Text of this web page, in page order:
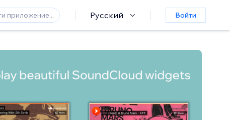
Русский Войти